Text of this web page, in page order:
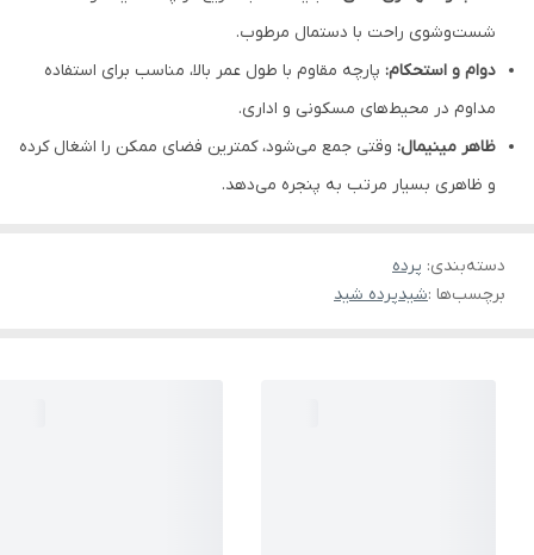
شست‌وشوی راحت با دستمال مرطوب.
دوام و استحکام: پارچه مقاوم با طول عمر بالا، مناسب برای استفاده
مداوم در محیط‌های مسکونی و اداری.
ظاهر مینیمال: وقتی جمع می‌شود، کمترین فضای ممکن را اشغال کرده
و ظاهری بسیار مرتب به پنجره می‌دهد.
دسته‌بندی: پرده
برچسب‌ها :شیدپرده شید